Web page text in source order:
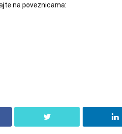
na poveznicama: